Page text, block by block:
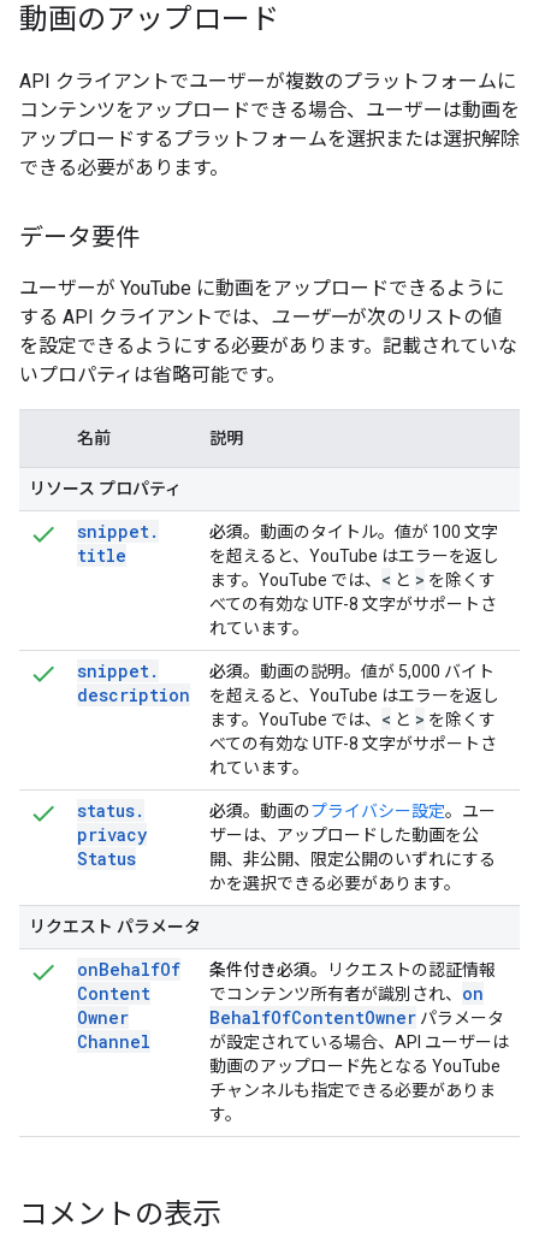
動画のアップロード
API クライアントでユーザーが複数のプラットフォームに
コンテンツをアップロードできる場合、ユーザーは動画を
アップロードするプラットフォームを選択または選択解除
できる必要があります。
データ要件
ユーザーが YouTube に動画をアップロードできるように
する API クライアントでは、 ユーザーが次のリストの値
を設定できるようにする必要があります。記載されていな
いプロパティは省略可能です。
名前 説明
リソース プロパティ
snippet.
title
必須。動画のタイトル。値が 100 文字
を超えると、YouTube はエラーを返し
ます。YouTube では、 < と > を除くす
べての有効な UTF-8 文字がサポートさ
れています。
snippet.
description
必須。動画の説明。値が 5,000 バイト
を超えると、YouTube はエラーを返し
ます。YouTube では、 < と > を除くす
べての有効な UTF-8 文字がサポートさ
れています。
status.
privacy
Status
必須。動画のプライバシー設定。ユー
ザーは、アップロードした動画を公
開、非公開、限定公開のいずれにする
かを選択できる必要があります。
リクエスト パラメータ
onBehalfOf
Content
Owner
Channel
条件付き必須。リクエストの認証情報
でコンテンツ所有者が識別され、 on
BehalfOfContentOwner パラメータ
が設定されている場合、API ユーザーは
動画のアップロード先となる YouTube
チャンネルも指定できる必要がありま
す。
コメントの表示